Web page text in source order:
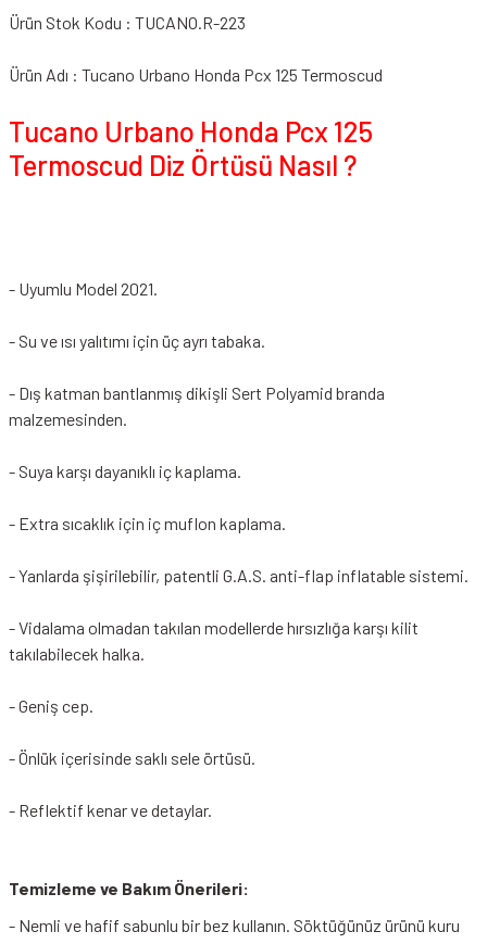
Ürün Stok Kodu : TUCANO.R-223
Ürün Adı : Tucano Urbano Honda Pcx 125 Termoscud
Tucano Urbano Honda Pcx 125
Termoscud Diz Örtüsü Nasıl ?
- Uyumlu Model 2021.
- Su ve ısı yalıtımı için üç ayrı tabaka.
- Dış katman bantlanmış dikişli Sert Polyamid branda
malzemesinden.
- Suya karşı dayanıklı iç kaplama.
- Extra sıcaklık için iç muflon kaplama.
- Yanlarda şişirilebilir, patentli G.A.S. anti-flap inflatable sistemi.
- Vidalama olmadan takılan modellerde hırsızlığa karşı kilit
takılabilecek halka.
- Geniş cep.
- Önlük içerisinde saklı sele örtüsü.
- Reflektif kenar ve detaylar.
Temizleme ve Bakım Önerileri:
- Nemli ve hafif sabunlu bir bez kullanın. Söktüğünüz ürünü kuru